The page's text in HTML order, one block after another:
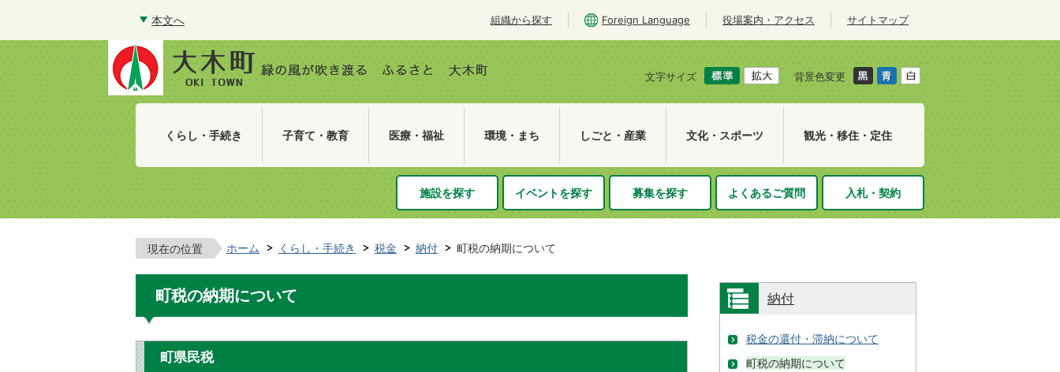
本文へ 組織から探す Foreign Language 役場案内・アクセス サイトマップ
文字サイズ 背景色変更
くらし・手続き 子育て・教育 医療・福祉 環境・まち しごと・産業 文化・スポーツ 観光・移住・定住
施設を探す イベントを探す 募集を探す よくあるご質問 入札・契約
現在の位置 ホーム くらし・手続き 税金 納付 町税の納期について
町税の納期について
町県民税
納付
税金の還付・滞納について
町税の納期について